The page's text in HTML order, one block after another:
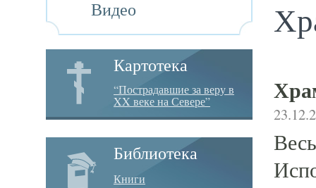
Видео
Картотека
“Пострадавшие за веру в
XX веке на Севере”
Библиотека
Книги